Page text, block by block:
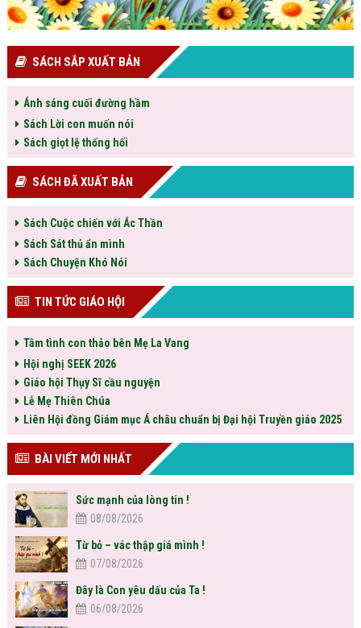
SÁCH SẮP XUẤT BẢN
Ánh sáng cuối đường hầm
Sách Lời con muốn nói
Sách giọt lệ thống hối
SÁCH ĐÃ XUẤT BẢN
Sách Cuộc chiến với Ác Thần
Sách Sát thủ ẩn mình
Sách Chuyện Khó Nói
TIN TỨC GIÁO HỘI
Tâm tình con thảo bên Mẹ La Vang
Hội nghị SEEK 2026
Giáo hội Thụy Sĩ cầu nguyện
Lễ Mẹ Thiên Chúa
Liên Hội đồng Giám mục Á châu chuẩn bị Đại hội Truyền giáo 2025
BÀI VIẾT MỚI NHẤT
Sức mạnh của lòng tin !
08/08/2026
Từ bỏ – vác thập giá mình !
07/08/2026
Đây là Con yêu dấu của Ta !
06/08/2026